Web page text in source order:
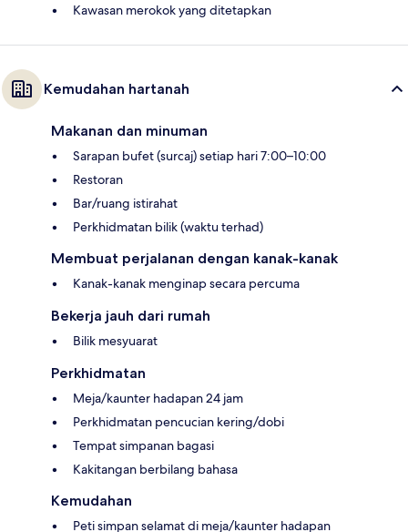
Kawasan merokok yang ditetapkan
Kemudahan hartanah
Makanan dan minuman
Sarapan bufet (surcaj) setiap hari 7:00–10:00
Restoran
Bar/ruang istirahat
Perkhidmatan bilik (waktu terhad)
Membuat perjalanan dengan kanak-kanak
Kanak-kanak menginap secara percuma
Bekerja jauh dari rumah
Bilik mesyuarat
Perkhidmatan
Meja/kaunter hadapan 24 jam
Perkhidmatan pencucian kering/dobi
Tempat simpanan bagasi
Kakitangan berbilang bahasa
Kemudahan
Peti simpan selamat di meja/kaunter hadapan